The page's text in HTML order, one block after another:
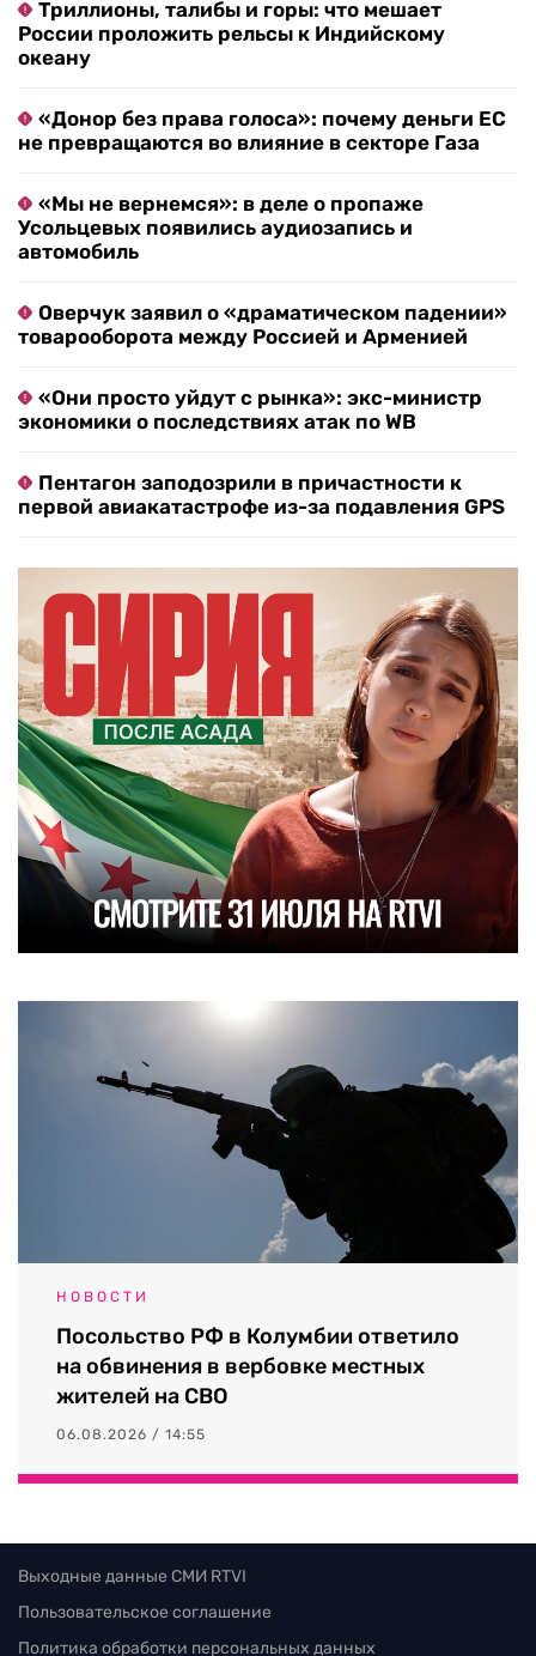
Триллионы, талибы и горы: что мешает
России проложить рельсы к Индийскому
океану
«Донор без права голоса»: почему деньги ЕС
не превращаются во влияние в секторе Газа
«Мы не вернемся»: в деле о пропаже
Усольцевых появились аудиозапись и
автомобиль
Оверчук заявил о «драматическом падении»
товарооборота между Россией и Арменией
«Они просто уйдут с рынка»: экс-министр
экономики о последствиях атак по WB
Пентагон заподозрили в причастности к
первой авиакатастрофе из-за подавления GPS
НОВОСТИ
Посольство РФ в Колумбии ответило
на обвинения в вербовке местных
жителей на СВО
06.08.2026 / 14:55
Выходные данные СМИ RTVI
Пользовательское соглашение
Политика обработки персональных данных